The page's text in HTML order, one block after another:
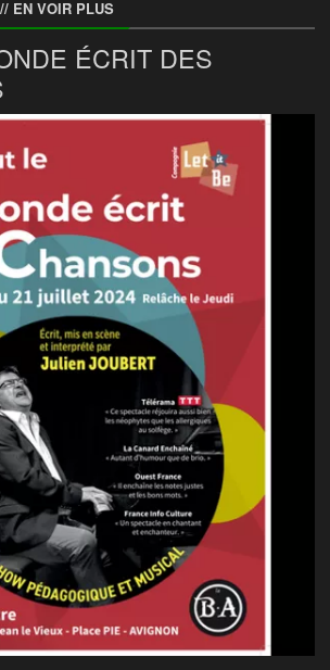
// EN VOIR PLUS
ÉCRIT DES